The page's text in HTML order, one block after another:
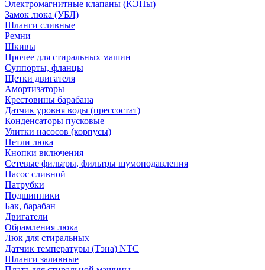
Электромагнитные клапаны (КЭНы)
Замок люка (УБЛ)
Шланги сливные
Ремни
Шкивы
Прочее для стиральных машин
Суппорты, фланцы
Щетки двигателя
Амортизаторы
Крестовины барабана
Датчик уровня воды (прессостат)
Конденсаторы пусковые
Улитки насосов (корпусы)
Петли люка
Кнопки включения
Сетевые фильтры, фильтры шумоподавления
Насос сливной
Патрубки
Подшипники
Бак, барабан
Двигатели
Обрамления люка
Люк для стиральных
Датчик температуры (Тэна) NTC
Шланги заливные